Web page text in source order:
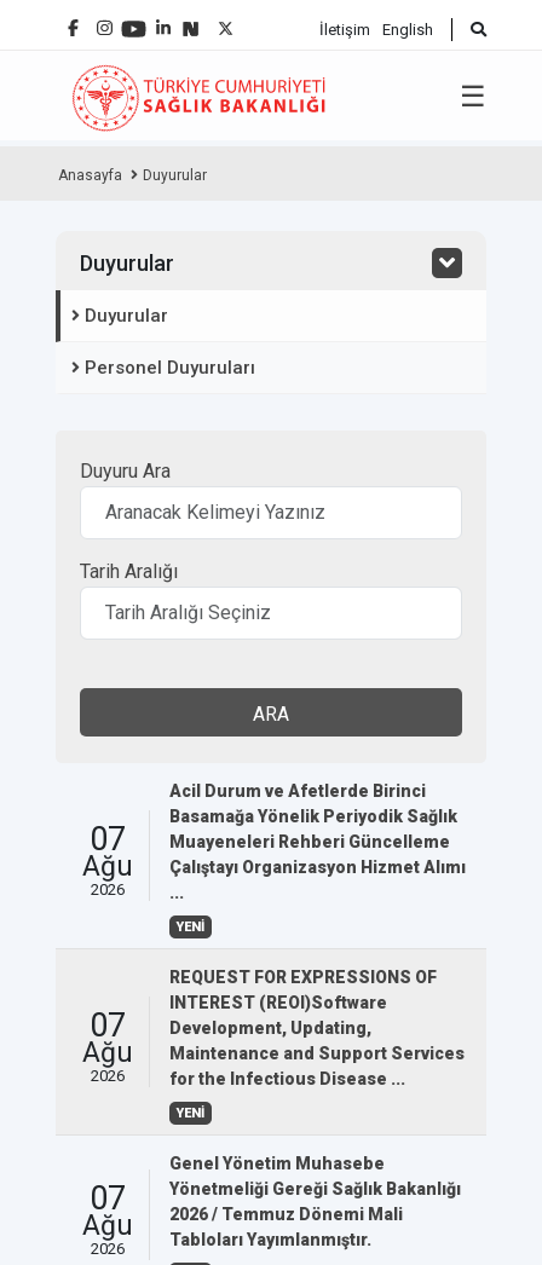
İletişim English
☰
Anasayfa Duyurular
Duyurular
Duyurular
Personel Duyuruları
Duyuru Ara
Tarih Aralığı
ARA
07
Ağu
2026
Acil Durum ve Afetlerde Birinci
Basamağa Yönelik Periyodik Sağlık
Muayeneleri Rehberi Güncelleme
Çalıştayı Organizasyon Hizmet Alımı
...
YENİ
07
Ağu
2026
REQUEST FOR EXPRESSIONS OF
INTEREST (REOI)Software
Development, Updating,
Maintenance and Support Services
for the Infectious Disease ...
YENİ
07
Ağu
2026
Genel Yönetim Muhasebe
Yönetmeliği Gereği Sağlık Bakanlığı
2026 / Temmuz Dönemi Mali
Tabloları Yayımlanmıştır.